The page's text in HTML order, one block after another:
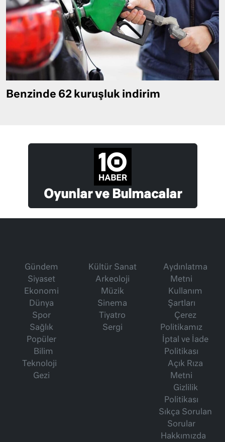
Benzinde 62 kuruşluk indirim
Oyunlar ve Bulmacalar
Gündem
Siyaset
Ekonomi
Dünya
Spor
Sağlık
Popüler
Bilim
Teknoloji
Gezi
Kültür Sanat
Arkeoloji
Müzik
Sinema
Tiyatro
Sergi
Aydınlatma
Metni
Kullanım
Şartları
Çerez
Politikamız
İptal ve İade
Politikası
Açık Rıza
Metni
Gizlilik
Politikası
Sıkça Sorulan
Sorular
Hakkımızda